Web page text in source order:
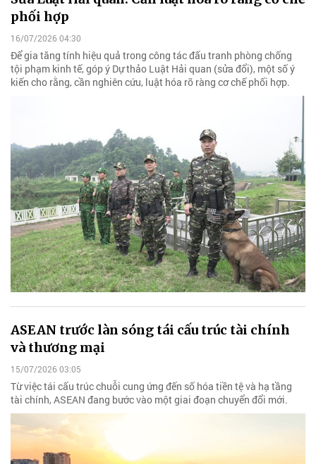
phối hợp
16/07/2026 04:30
Để gia tăng tính hiệu quả trong công tác đấu tranh phòng chống
tội phạm kinh tế, góp ý Dự thảo Luật Hải quan (sửa đổi), một số ý
kiến cho rằng, cần nghiên cứu, luật hóa rõ ràng cơ chế phối hợp.
ASEAN trước làn sóng tái cấu trúc tài chính
và thương mại
15/07/2026 03:05
Từ việc tái cấu trúc chuỗi cung ứng đến số hóa tiền tệ và hạ tầng
tài chính, ASEAN đang bước vào một giai đoạn chuyển đổi mới.